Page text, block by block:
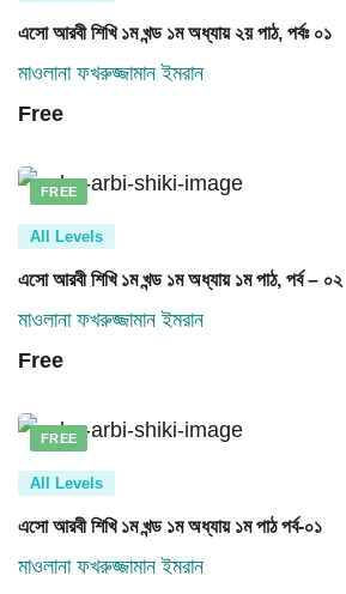
এসো আরবী শিখি ১ম খন্ড ১ম অধ্যায় ২য় পাঠ, পর্বঃ ০১
মাওলানা ফখরুজ্জামান ইমরান
Free
FREE
All Levels
এসো আরবী শিখি ১ম খন্ড ১ম অধ্যায় ১ম পাঠ, পর্ব – ০২
মাওলানা ফখরুজ্জামান ইমরান
Free
FREE
All Levels
এসো আরবী শিখি ১ম খন্ড ১ম অধ্যায় ১ম পাঠ পর্ব-০১
মাওলানা ফখরুজ্জামান ইমরান